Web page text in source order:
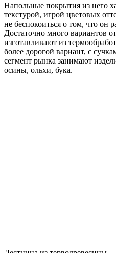
Напольные покрытия из него
текстурой, игрой цветовых
не беспокоиться о том, что он
Достаточно много вариантов
изготавливают из
более дорогой вариант, с
сегмент рынка занимают
осины, ольхи, бука.